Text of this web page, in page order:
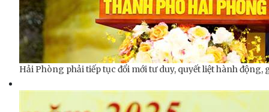
Hải Phòng phải tiếp tục đổi mới tư duy, quyết liệt hành